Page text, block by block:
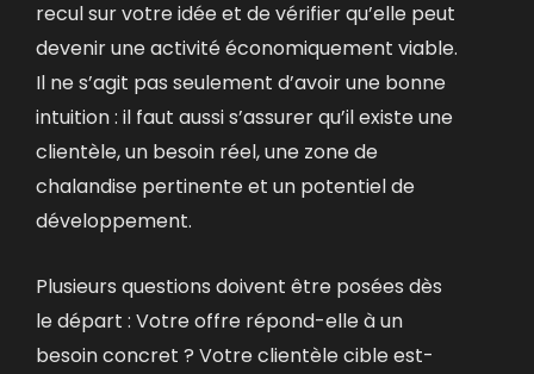
recul sur votre idée et de vérifier qu’elle peut
devenir une activité économiquement viable.
Il ne s’agit pas seulement d’avoir une bonne
intuition : il faut aussi s’assurer qu’il existe une
clientèle, un besoin réel, une zone de
chalandise pertinente et un potentiel de
développement.
Plusieurs questions doivent être posées dès
le départ : Votre offre répond-elle à un
besoin concret ? Votre clientèle cible est-